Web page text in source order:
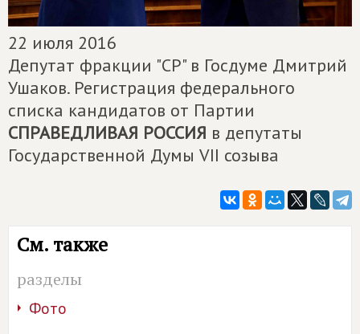
22 июля 2016
Депутат фракции "СР" в Госдуме Дмитрий
Ушаков. Регистрация федерального
списка кандидатов от Партии
СПРАВЕДЛИВАЯ РОССИЯ в депутаты
Государственной Думы VII созыва
См. также
разделы
Фото